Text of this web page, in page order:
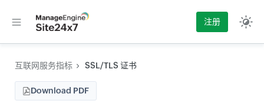
注册
互联网服务指标 SSL/TLS 证书
Download PDF